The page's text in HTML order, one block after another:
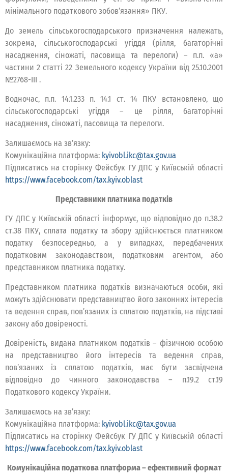
мінімального податкового зобов’язання» ПКУ.
До земель сільськогосподарського призначення належать,
зокрема, сільськогосподарські угіддя (рілля, багаторічні
насадження, сіножаті, пасовища та перелоги) – п.п. «а»
частини 2 статті 22 Земельного кодексу України від 25.10.2001
№2768-ІІI .
Водночас, п.п. 14.1.233 п. 14.1 ст. 14 ПКУ встановлено, що
сільськогосподарські угіддя – це рілля, багаторічні
насадження, сіножаті, пасовища та перелоги.
Залишаємось на зв’язку:
Комунікаційна платформа: kyivobl.ikc@tax.gov.ua
Підписатись на сторінку Фейсбук ГУ ДПС у Київській області
https://www.facebook.com/tax.kyiv.oblast
Представники платника податків
ГУ ДПС у Київській області інформує, що відповідно до п.38.2
ст.38 ПКУ, сплата податку та збору здійснюється платником
податку безпосередньо, а у випадках, передбачених
податковим законодавством, податковим агентом, або
представником платника податку.
Представником платника податків визначаються особи, які
можуть здійснювати представництво його законних інтересів
та ведення справ, пов’язаних із сплатою податків, на підставі
закону або довіреності.
Довіреність, видана платником податків – фізичною особою
на представництво його інтересів та ведення справ,
пов’язаних із сплатою податків, має бути засвідчена
відповідно до чинного законодавства – п.19.2 ст.19
Податкового кодексу України.
Залишаємось на зв’язку:
Комунікаційна платформа: kyivobl.ikc@tax.gov.ua
Підписатись на сторінку Фейсбук ГУ ДПС у Київській області
https://www.facebook.com/tax.kyiv.oblast
Комунікаційна податкова платформа – ефективний формат